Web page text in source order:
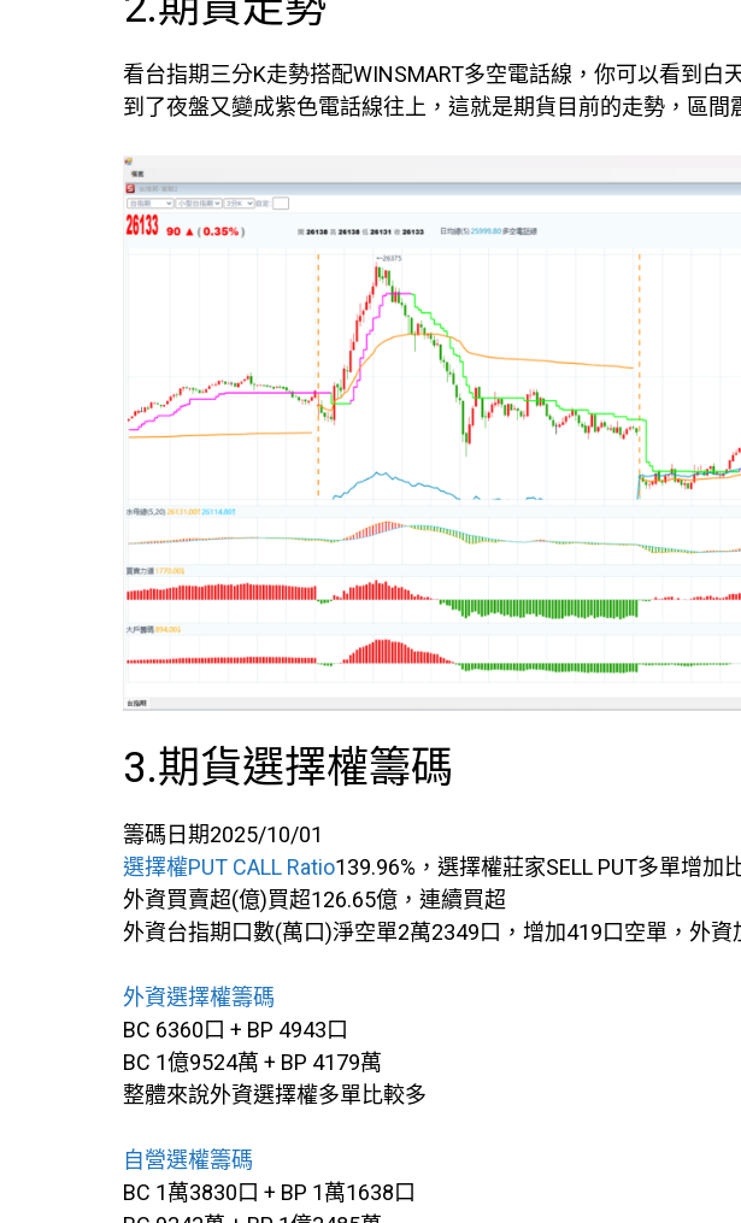
看台指期三分K走勢搭配WINSMART多空電話線，你可以看到白
到了夜盤又變成紫色電話線往上，這就是期貨目前的走勢，區間
3.期貨選擇權籌碼
籌碼日期2025/10/01
選擇權PUT CALL Ratio139.96%，選擇權莊家SELL PUT多單增加
外資買賣超(億)買超126.65億，連續買超
外資台指期口數(萬口)淨空單2萬2349口，增加419口空單，外資
外資選擇權籌碼
BC 6360口 + BP 4943口
BC 1億9524萬 + BP 4179萬
整體來說外資選擇權多單比較多
自營選權籌碼
BC 1萬3830口 + BP 1萬1638口